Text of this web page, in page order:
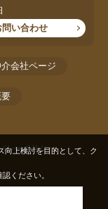
問い合わせ
会社ページ
シーポリシー
向上検討を目的として、ク
認ください。